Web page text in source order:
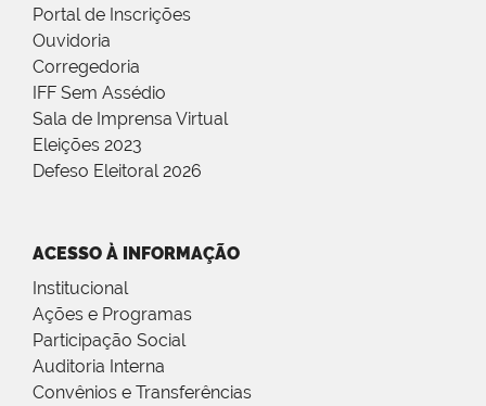
Portal de Inscrições
Ouvidoria
Corregedoria
IFF Sem Assédio
Sala de Imprensa Virtual
Eleições 2023
Defeso Eleitoral 2026
ACESSO À INFORMAÇÃO
Institucional
Ações e Programas
Participação Social
Auditoria Interna
Convênios e Transferências